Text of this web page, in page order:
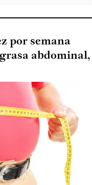
por semana
abdominal,